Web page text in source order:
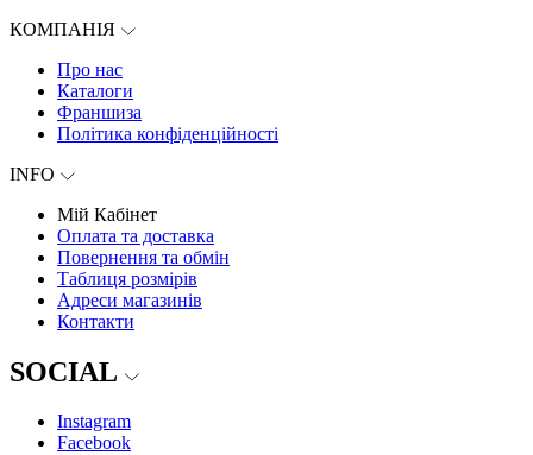
КОМПАНІЯ
Про нас
Каталоги
Франшиза
Політика конфіденційності
INFO
Мій Кабінет
Оплата та доставка
Повернення та обмін
Таблиця розмірів
Адреси магазинів
Контакти
SOCIAL
Instagram
Facebook